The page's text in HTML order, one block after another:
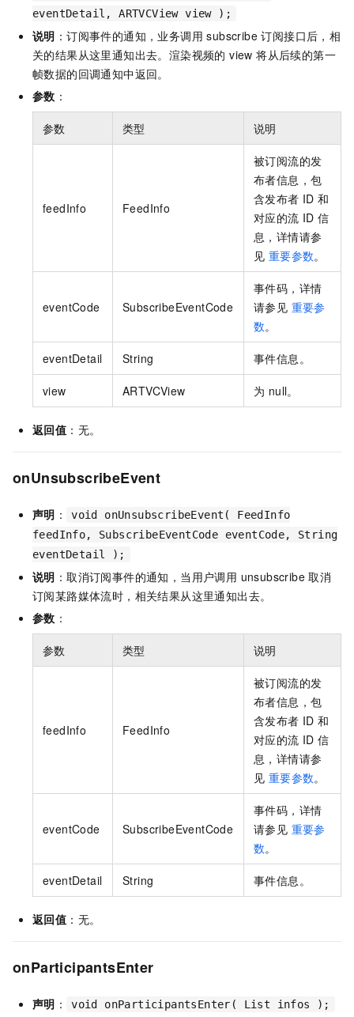
eventDetail, ARTVCView view );
说明 ：订阅事件的通知，业务调用 subscribe 订阅接口后，相
关的结果从这里通知出去。渲染视频的 view 将从后续的第一
帧数据的回调通知中返回。
参数 ：
参数 类型 说明
feedInfo FeedInfo
被订阅流的发
布者信息，包
含发布者 ID 和
对应的流 ID 信
息，详情请参
见 重要参数。
eventCode SubscribeEventCode
事件码，详情
请参见 重要参
数。
eventDetail String 事件信息。
view ARTVCView 为 null。
返回值 ：无。
onUnsubscribeEvent
声明 ：
void onUnsubscribeEvent( FeedInfo
feedInfo, SubscribeEventCode eventCode, String
eventDetail );
说明 ：取消订阅事件的通知，当用户调用 unsubscribe 取消
订阅某路媒体流时，相关结果从这里通知出去。
参数 ：
参数 类型 说明
feedInfo FeedInfo
被订阅流的发
布者信息，包
含发布者 ID 和
对应的流 ID 信
息，详情请参
见 重要参数。
eventCode SubscribeEventCode
事件码，详情
请参见 重要参
数。
eventDetail String 事件信息。
返回值 ：无。
onParticipantsEnter
声明 ： void onParticipantsEnter( List infos );